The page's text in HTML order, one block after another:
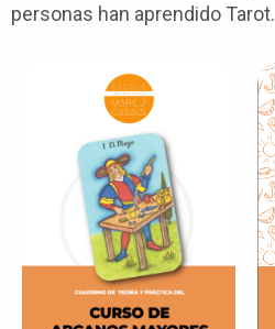
personas han aprendido Tarot.